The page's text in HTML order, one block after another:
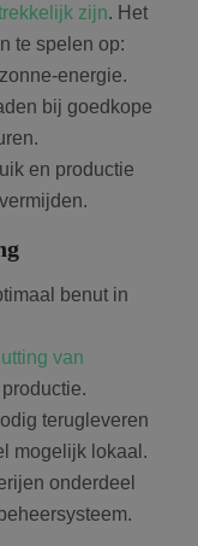
zijn. Het
te spelen op:
energie.
bij goedkope
en productie
benut in
van
terugleveren
mogelijk lokaal.
onderdeel